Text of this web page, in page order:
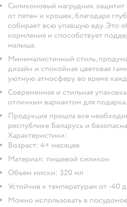
Силиконовый нагрудник
от пятен и крошек, благодаря
собирает всю упавшую еду. Это
кормления и способствует
малыша.
Минималистичный стиль,
дизайн и спокойная цветовая
уютную атмосферу во время
Современная и стильная
отличным вариантом для подарка.
Продукция прошла все
республике Беларусь и
Характеристики:
Возраст: 4+ месяцев
Материал: пищевой силикон
Объем миски: 320 мл
Устойчив к температурам от -40
Можно использовать в